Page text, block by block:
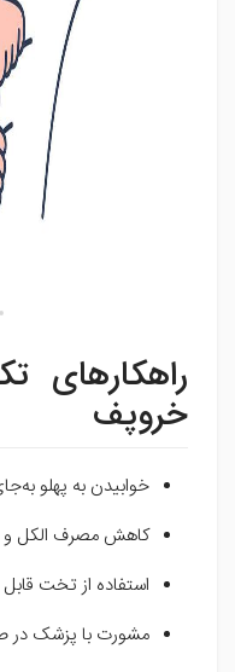
راهکارهای
خروپف
خوابیدن به پهلو
کاهش مصرف الکل و
استفاده از تخت
مشورت با پزشک در